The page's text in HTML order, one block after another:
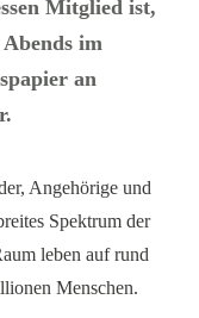
Mitglied ist,
im
an
Angehörige und
Spektrum der
leben auf rund
Menschen.